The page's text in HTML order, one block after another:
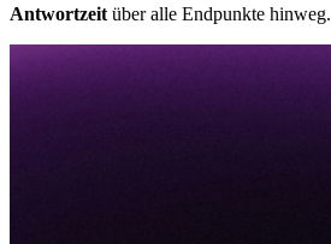
Antwortzeit über alle Endpunkte hinweg.